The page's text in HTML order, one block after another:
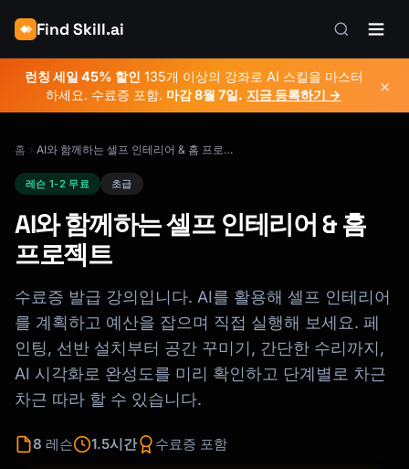
Find Skill.ai
런칭 세일 45% 할인 135개 이상의 강좌로 AI 스킬을 마스터
하세요. 수료증 포함. 마감8월 7일. 지금 등록하기 → ×
홈 AI와 함께하는 셀프 인테리어 & 홈 프로젝트
레슨 1-2 무료 초급
AI와 함께하는 셀프 인테리어 & 홈
프로젝트
수료증 발급 강의입니다. AI를 활용해 셀프 인테리어
를 계획하고 예산을 잡으며 직접 실행해 보세요. 페
인팅, 선반 설치부터 공간 꾸미기, 간단한 수리까지,
AI 시각화로 완성도를 미리 확인하고 단계별로 차근
차근 따라 할 수 있습니다.
8 레슨 1.5시간 수료증 포함